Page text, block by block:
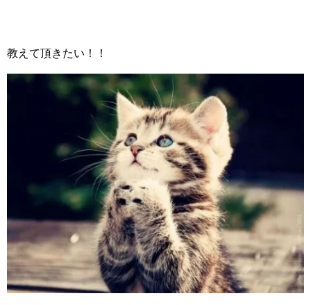
教えて頂きたい！！